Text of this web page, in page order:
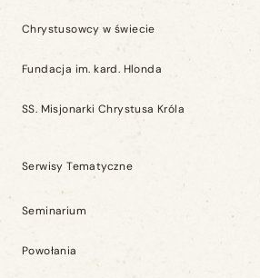
Chrystusowcy w świecie
Fundacja im. kard. Hlonda
SS. Misjonarki Chrystusa Króla
Serwisy Tematyczne
Seminarium
Powołania